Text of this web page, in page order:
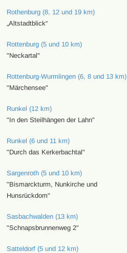
Rothenburg (8, 12 und 19 km)
„Altstadtblick“
Rottenburg (5 und 10 km)
"Neckartal"
Rottenburg-Wurmlingen (6, 8 und 13 km)
"Märchensee"
Runkel (12 km)
"In den Steilhängen der Lahn"
Runkel (6 und 11 km)
"Durch das Kerkerbachtal"
Sargenroth (5 und 10 km)
"Bismarckturm, Nunkirche und
Hunsrückdom"
Sasbachwalden (13 km)
"Schnapsbrunnenweg 2"
Satteldorf (5 und 12 km)